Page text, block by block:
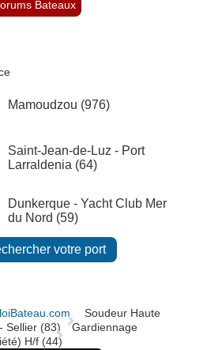
Bateaux
Mamoudzou (976)
Saint-Jean-de-Luz - Port
Larraldenia (64)
Dunkerque - Yacht Club Mer
du Nord (59)
votre port
Soudeur Haute
Sellier (83)
Gardiennage
H/f (44)